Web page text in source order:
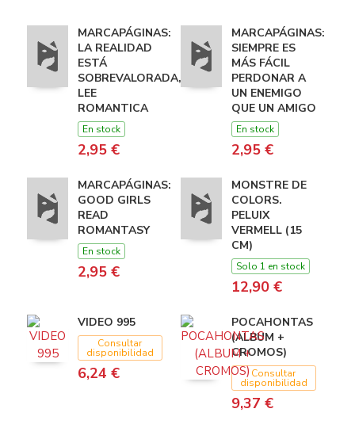
MARCAPÁGINAS:
LA REALIDAD
ESTÁ
SOBREVALORADA,
LEE
ROMANTICA
En stock
2,95 €
MARCAPÁGINAS:
SIEMPRE ES
MÁS FÁCIL
PERDONAR A
UN ENEMIGO
QUE UN AMIGO
En stock
2,95 €
MARCAPÁGINAS:
GOOD GIRLS
READ
ROMANTASY
En stock
2,95 €
MONSTRE DE
COLORS.
PELUIX
VERMELL (15
CM)
Solo 1 en stock
12,90 €
VIDEO 995
Consultar
disponibilidad
6,24 €
POCAHONTAS
(ALBUM +
CROMOS)
Consultar
disponibilidad
9,37 €